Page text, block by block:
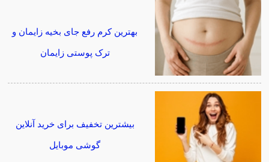
بهترین کرم رفع جای بخیه زایمان و
ترک پوستی زایمان
بیشترین تخفیف برای خرید آنلاین
گوشی موبایل